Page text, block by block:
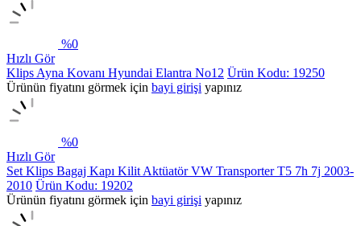
%0
Hızlı Gör
Klips Ayna Kovanı Hyundai Elantra No12 Ürün Kodu: 19250
Ürünün fiyatını görmek için bayi girişi yapınız
%0
Hızlı Gör
Set Klips Bagaj Kapı Kilit Aktüatör VW Transporter T5 7h 7j 2003-
2010 Ürün Kodu: 19202
Ürünün fiyatını görmek için bayi girişi yapınız